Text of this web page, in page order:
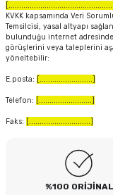
KVKK kapsamında Veri
Temsilcisi, yasal altyapı
bulunduğu internet
görüşlerini veya taleplerini
yöneltebilir:
E.posta: [.........................]
Telefon: [.........................]
Faks: [.............................]
%100 ORİJİNAL